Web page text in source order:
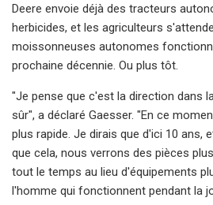
Deere envoie déjà des tracteurs
herbicides, et les agriculteurs
moissonneuses autonomes
prochaine décennie. Ou plus tôt.
"Je pense que c'est la direction dans
sûr", a déclaré Gaesser. "En ce
plus rapide. Je dirais que d'ici 10 ans,
que cela, nous verrons des pièces
tout le temps au lieu d'équipements
l'homme qui fonctionnent pendant la